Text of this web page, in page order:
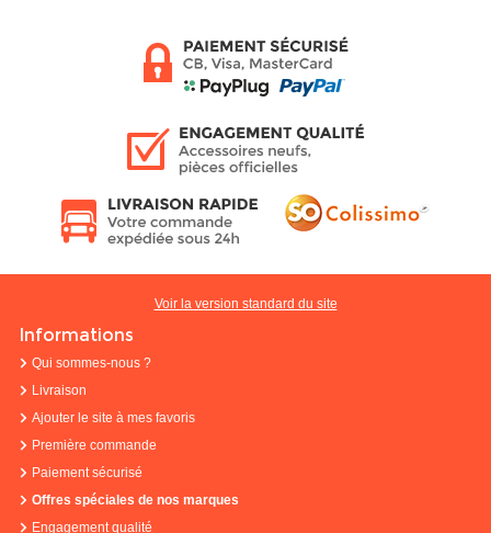
Voir la version standard du site
Informations
Qui sommes-nous ?
Livraison
Ajouter le site à mes favoris
Première commande
Paiement sécurisé
Offres spéciales de nos marques
Engagement qualité